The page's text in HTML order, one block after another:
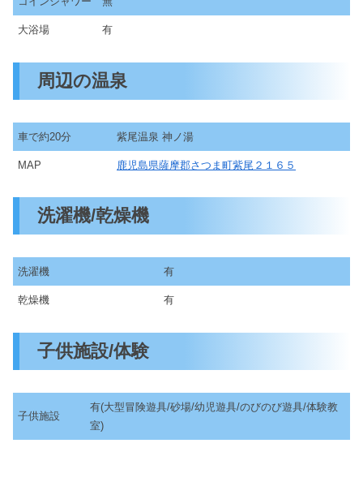
大浴場 有
周辺の温泉
車で約20分 紫尾温泉 神ノ湯
MAP 鹿児島県薩摩郡さつま町紫尾２１６５
洗濯機/乾燥機
洗濯機 有
乾燥機 有
子供施設/体験
子供施設
有(大型冒険遊具/砂場/幼児遊具/のびのび遊具/体験教
室)